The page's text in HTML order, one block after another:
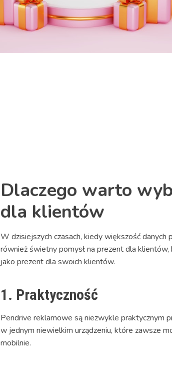
Dlaczego warto
dla klientów
W dzisiejszych czasach, kiedy większość
również świetny pomysł na prezent dla
jako prezent dla swoich klientów.
1. Praktyczność
Pendrive reklamowe są niezwykle praktycznym
w jednym niewielkim urządzeniu, które zawsze
mobilnie.